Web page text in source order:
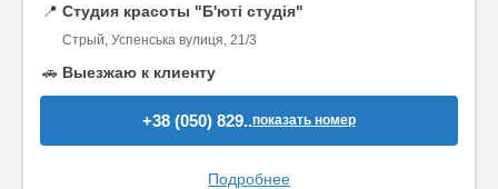
📍 Студия красоты "Б'юті студія"
Стрый, Успенська вулиця, 21/3
🚗 Выезжаю к клиенту
+38 (050) 829..показать номер
Подробнее